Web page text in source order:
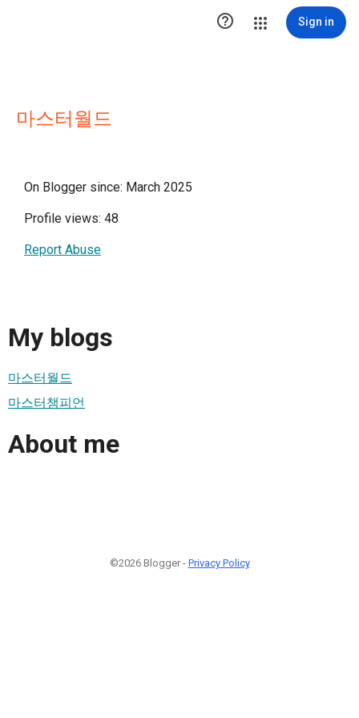
 Sign in
마스터월드
On Blogger since: March 2025
Profile views: 48
Report Abuse
My blogs
마스터월드
마스터챔피언
About me
©2026 Blogger - Privacy Policy